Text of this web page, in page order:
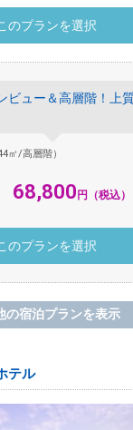
ビュー＆高層階！上
㎡/高層階）
68,800円（税込）
の宿泊プランを表示
テル